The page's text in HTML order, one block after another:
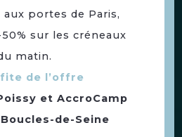
aux portes de Paris,
50% sur les créneaux
matin.
de l’offre
et AccroCamp
de-Seine